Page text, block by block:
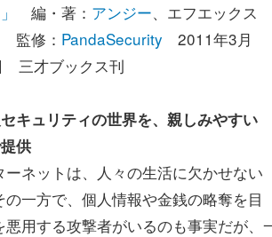
編・著： アンジー、エフエックス
監修： PandaSecurity 2011年3月
三才ブックス刊
キュリティの世界を、親しみやすい
供
ネットは、人々の生活に欠かせない
一方で、個人情報や金銭の略奪を目
用する攻撃者がいるのも事実だが